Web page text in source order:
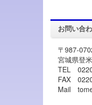
お問い合
〒987-
宮城県登
TEL
FAX
Mail